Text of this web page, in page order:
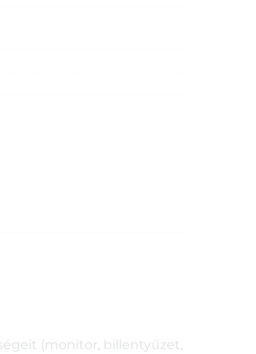
(monitor, billentyűzet,